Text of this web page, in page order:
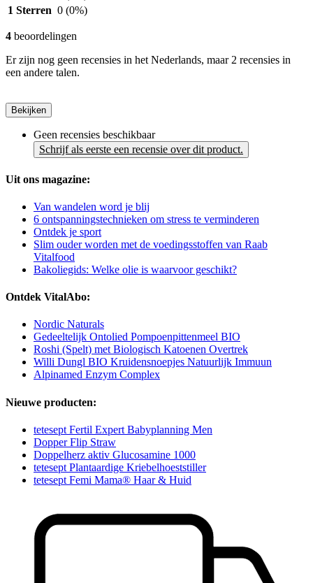
1 Sterren 0 (0%)
4 beoordelingen
Er zijn nog geen recensies in het Nederlands, maar 2 recensies in
een andere talen.
Bekijken
Geen recensies beschikbaar
Schrijf als eerste een recensie over dit product.
Uit ons magazine:
Van wandelen word je blij
6 ontspanningstechnieken om stress te verminderen
Ontdek je sport
Slim ouder worden met de voedingsstoffen van Raab
Vitalfood
Bakoliegids: Welke olie is waarvoor geschikt?
Ontdek VitalAbo:
Nordic Naturals
Gedeeltelijk Ontolied Pompoenpittenmeel BIO
Roshi (Spelt) met Biologisch Katoenen Overtrek
Willi Dungl BIO Kruidensnoepjes Natuurlijk Immuun
Alpinamed Enzym Complex
Nieuwe producten:
tetesept Fertil Expert Babyplanning Men
Dopper Flip Straw
Doppelherz aktiv Glucosamine 1000
tetesept Plantaardige Kriebelhoeststiller
tetesept Femi Mama® Haar & Huid